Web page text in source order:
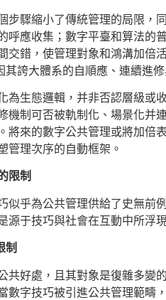
步驟縮小了傳統管理的局限，
呼應收集；數字平臺和算法的
交錯，使管理對象和鴻溝加倍
其誇大體系的自順應、連續進
為生態邏輯，并非否認層級或
機制可否被軌制化、場景化并
將來的數字公共管理或將加倍
管理次序的自動框架。
限制
似乎為公共管理供給了史無前
源于技巧與社會在互動中所浮
制
共好處，且其對象是復雜多變
數字技巧被引進公共管理範疇